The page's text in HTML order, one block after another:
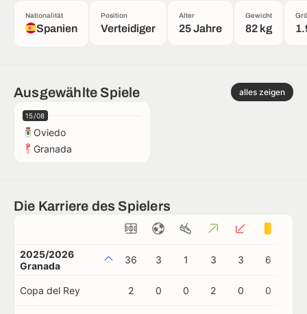
Nationalität
Spanien
Position
Verteidiger
Alter
25 Jahre
Gewicht
82 kg
Ausgewählte Spiele alles zeigen
15/08
Oviedo
Granada
Die Karriere des Spielers
2025/2026
Granada
36 3 1 3 3 6
Copa del Rey 2 0 0 2 0 0